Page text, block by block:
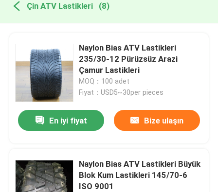
Çin ATV Lastikleri (8)
Naylon Bias ATV Lastikleri
235/30-12 Pürüzsüz Arazi
Çamur Lastikleri
MOQ：100 adet
Fiyat：USD5~30per pieces
En iyi fiyat Bize ulaşın
Naylon Bias ATV Lastikleri Büyük
Blok Kum Lastikleri 145/70-6
ISO 9001